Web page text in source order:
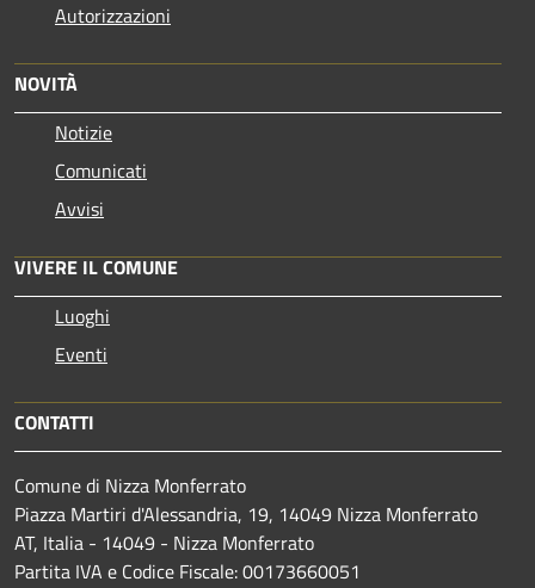
Autorizzazioni
NOVITÀ
Notizie
Comunicati
Avvisi
VIVERE IL COMUNE
Luoghi
Eventi
CONTATTI
Comune di Nizza Monferrato
Piazza Martiri d'Alessandria, 19, 14049 Nizza Monferrato
AT, Italia - 14049 - Nizza Monferrato
Partita IVA e Codice Fiscale: 00173660051